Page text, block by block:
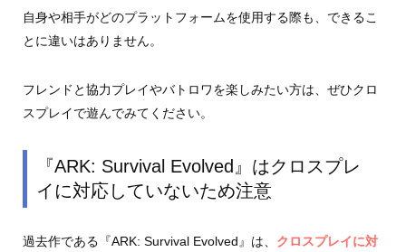
自身や相手がどのプラットフォームを使用する際も、できるこ
とに違いはありません。
フレンドと協力プレイやバトロワを楽しみたい方は、ぜひクロ
スプレイで遊んでみてください。
『ARK: Survival Evolved』はクロスプレ
イに対応していないため注意
過去作である『ARK: Survival Evolved』は、 クロスプレイに対